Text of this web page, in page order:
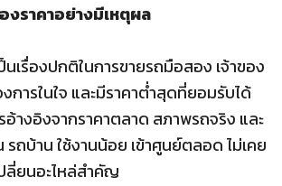
ราคาอย่างมีเหตุผล
นเรื่องปกติในการขายรถมือสอง เจ้าของ
การในใจ และมีราคาต่ำสุดที่ยอมรับได้
อ้างอิงจากราคาตลาด สภาพรถจริง และ
รถบ้าน ใช้งานน้อย เข้าศูนย์ตลอด ไม่เคย
ลี่ยนอะไหล่สำคัญ